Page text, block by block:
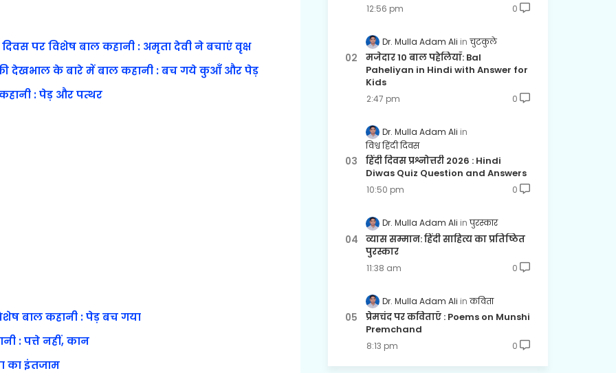
दिवस पर विशेष बाल कहानी : अमृता देवी ने बचाएं वृक्ष
की देखभाल के बारे में बाल कहानी : बच गये कुआँ और पेड़
कहानी : पेड़ और पत्थर
बाल कहानी : पेड़ बच गया
: पत्ते नहीं, कान
का इंतजाम
12:56 pm 0
Dr. Mulla Adam Ali चुटकुले
मजेदार 10 बाल पहेलियाँ: Bal
Paheliyan in Hindi with Answer for
Kids
2:47 pm 0
Dr. Mulla Adam Ali
विश्व हिंदी दिवस
हिंदी दिवस प्रश्नोत्तरी 2026 : Hindi
Diwas Quiz Question and Answers
10:50 pm 0
Dr. Mulla Adam Ali पुरस्कार
व्यास सम्मान: हिंदी साहित्य का प्रतिष्ठित
पुरस्कार
11:38 am 0
Dr. Mulla Adam Ali कविता
प्रेमचंद पर कविताएँ : Poems on Munshi
Premchand
8:13 pm 0